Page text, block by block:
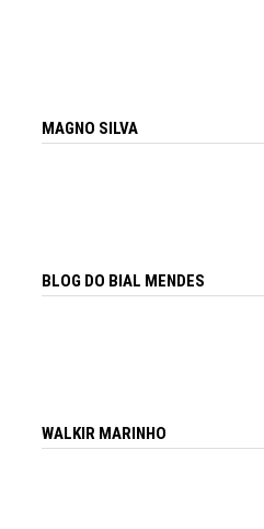
MAGNO SILVA
BLOG DO BIAL MENDES
WALKIR MARINHO